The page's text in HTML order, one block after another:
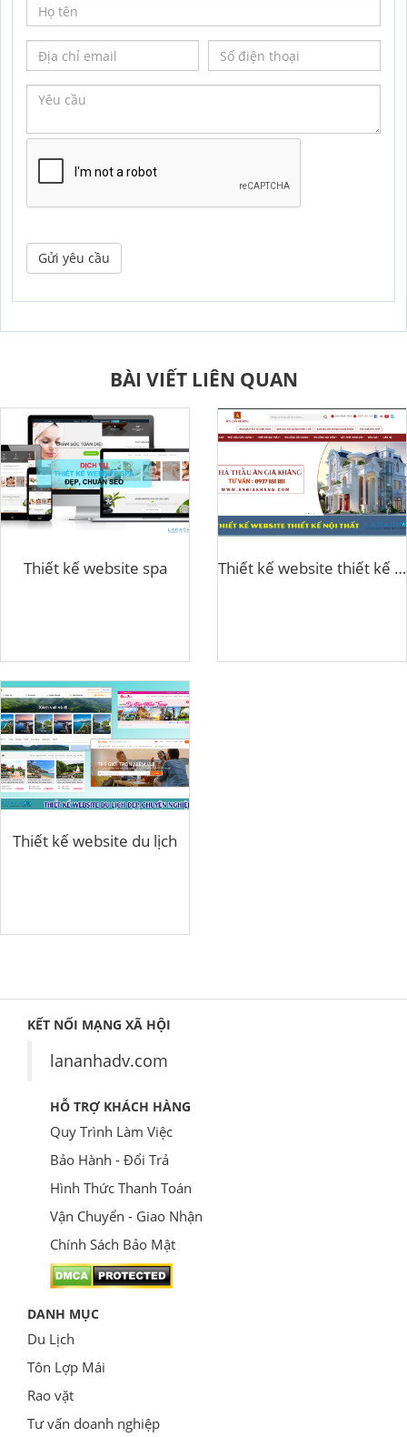
Gửi yêu cầu
BÀI VIẾT LIÊN QUAN
Thiết kế website spa Thiết kế website thiết kế nội thất
Thiết kế website du lịch
KẾT NỐI MẠNG XÃ HỘI
lananhadv.com
HỖ TRỢ KHÁCH HÀNG
Quy Trình Làm Việc
Bảo Hành - Đổi Trả
Hình Thức Thanh Toán
Vận Chuyển - Giao Nhận
Chính Sách Bảo Mật
DANH MỤC
Du Lịch
Tôn Lợp Mái
Rao vặt
Tư vấn doanh nghiệp